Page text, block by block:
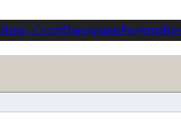
Игры, СпортПрограммыРецепты